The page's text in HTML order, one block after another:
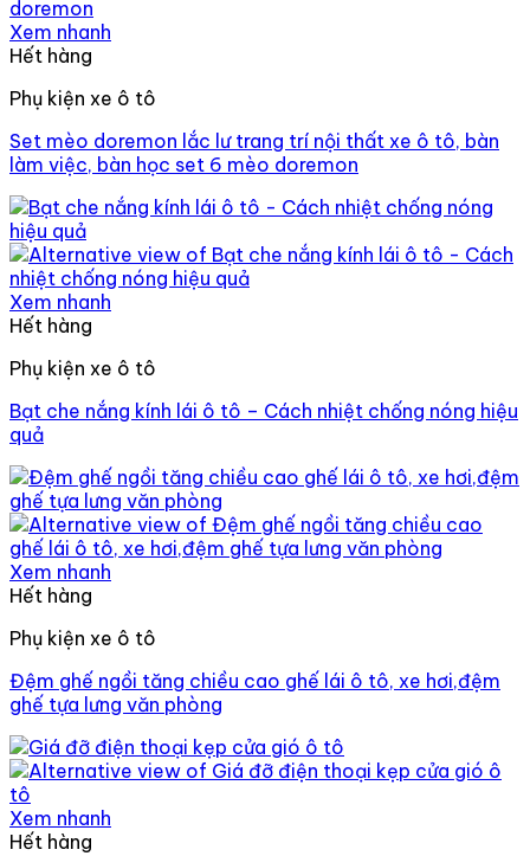
Xem nhanh
Hết hàng
Phụ kiện xe ô tô
Set mèo doremon lắc lư trang trí nội thất xe ô tô, bàn
làm việc, bàn học set 6 mèo doremon
Xem nhanh
Hết hàng
Phụ kiện xe ô tô
Bạt che nắng kính lái ô tô – Cách nhiệt chống nóng hiệu
quả
Xem nhanh
Hết hàng
Phụ kiện xe ô tô
Đệm ghế ngồi tăng chiều cao ghế lái ô tô, xe hơi,đệm
ghế tựa lưng văn phòng
Xem nhanh
Hết hàng